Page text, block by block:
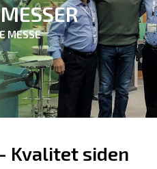
MESSE
Kvalitet siden